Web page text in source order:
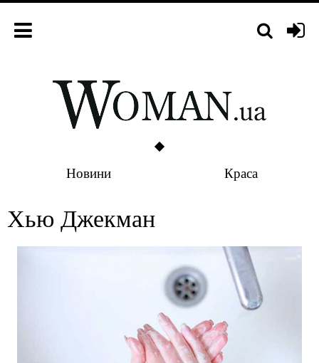
Новини Краса
Хью Джекман